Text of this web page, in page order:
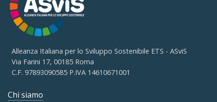
Alleanza Italiana per lo Sviluppo Sostenibile ETS - ASviS
Via Farini 17, 00185 Roma
C.F. 97893090585 P.IVA 14610671001
Chi siamo